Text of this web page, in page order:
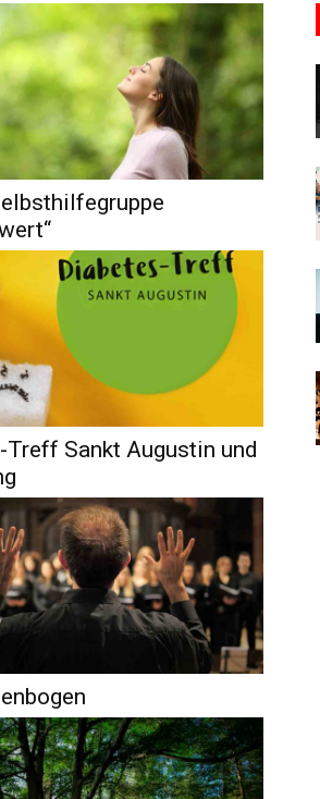
Treff Sankt Augustin und